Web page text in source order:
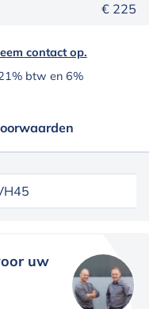
€ 225
contact op.
btw en 6%
uw